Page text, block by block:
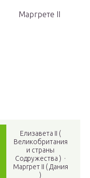
Маргрете II
Елизавета II (
Великобритания
и страны
Содружества ) ·
Маргрет II ( Дания
)